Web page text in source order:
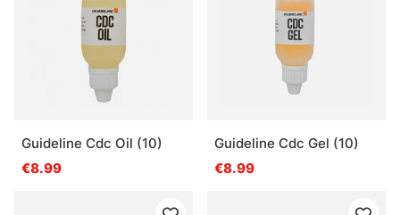
Guideline Cdc Oil (10)
€8.99
Guideline Cdc Gel (10)
€8.99